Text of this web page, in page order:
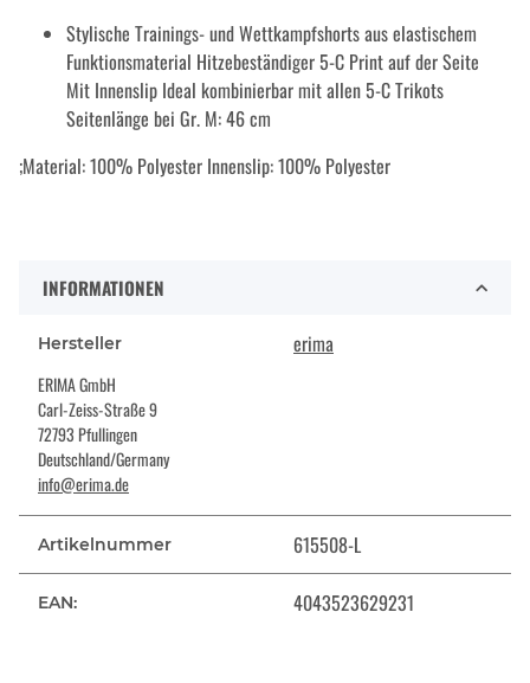
Stylische Trainings- und Wettkampfshorts aus elastischem
Funktionsmaterial Hitzebeständiger 5-C Print auf der Seite
Mit Innenslip Ideal kombinierbar mit allen 5-C Trikots
Seitenlänge bei Gr. M: 46 cm
;Material: 100% Polyester Innenslip: 100% Polyester
INFORMATIONEN
Hersteller erima
ERIMA GmbH
Carl-Zeiss-Straße 9
72793 Pfullingen
Deutschland/Germany
info@erima.de
Artikelnummer 615508-L
EAN: 4043523629231